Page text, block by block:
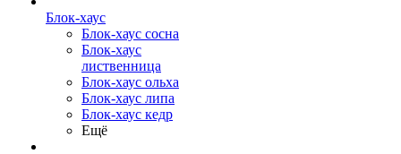
Блок-хаус
Блок-хаус сосна
Блок-хаус
лиственница
Блок-хаус ольха
Блок-хаус липа
Блок-хаус кедр
Ещё